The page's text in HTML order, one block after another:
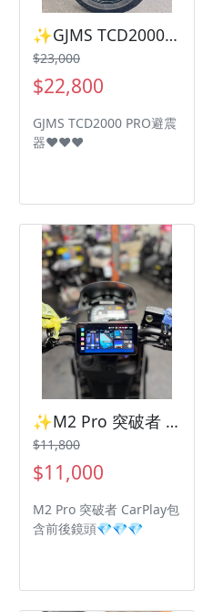
✨GJMS TCD2000 PRO避震器✨ 三陽機車 曼巴 Jetsl Drg2
$23,000
$22,800
GJMS TCD2000 PRO避震
器❤️❤️❤️
✨M2 Pro 突破者 CarPlay包含前後鏡頭✨ 三陽機車 曼巴 Jetsl Drg2
$11,800
$11,000
M2 Pro 突破者 CarPlay包
含前後鏡頭💎💎💎